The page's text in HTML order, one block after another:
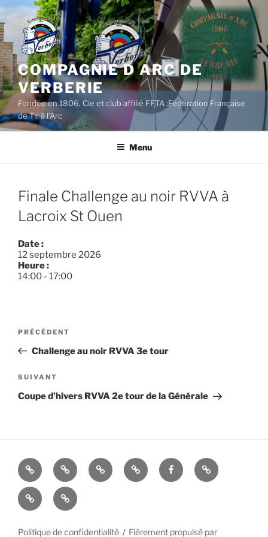
Aller
au
contenu
principal
COMPAGNIE D ARC DE
VERBERIE
Fondée en 1806, Cie et club affilié FFTA :Fédération Française
de Tir à l'Arc
Menu
Finale Challenge au noir RVVA à
Lacroix St Ouen
Date :
12 septembre 2026
Heure :
14:00 - 17:00
Navigation
l’article
Article
précédent
PRÉCÉDENT
Challenge au noir RVVA 3e tour
Article
suivant
SUIVANT
Coupe d’hivers RVVA 2e tour de la Générale
La
Cie
d’Arc
Histoire ALBUMSLIENS
UTILES
FACEBOOKMandats
Nous
contacter
–
Politique de confidentialité Fièrement propulsé par